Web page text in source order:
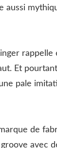
Et
pale
de
avec